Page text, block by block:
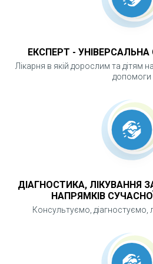
ЧОМУ ВАРТО ОБРАТИ
Таке лікування мінімізує
отримує швидкий
симптомів і покращення
класичної операції.
дозволяють ефективно
ЕКСПЕРТ - УНІВЕРСАЛЬНА
Лікарня в якій дорослим та дітям
допомоги
ДІАГНОСТИКА, ЛІКУВАННЯ
НАПРЯМКІВ
Консультуємо, діагностуємо,